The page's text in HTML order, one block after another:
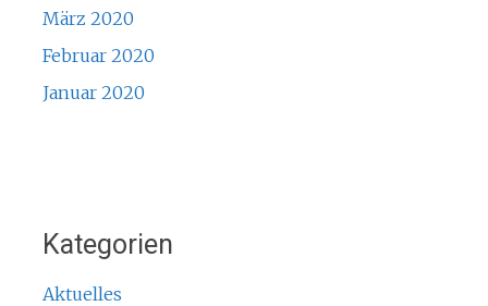
März 2020
Februar 2020
Januar 2020
Kategorien
Aktuelles